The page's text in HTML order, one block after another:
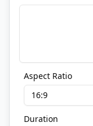
Aspect Ratio
16:9
Duration